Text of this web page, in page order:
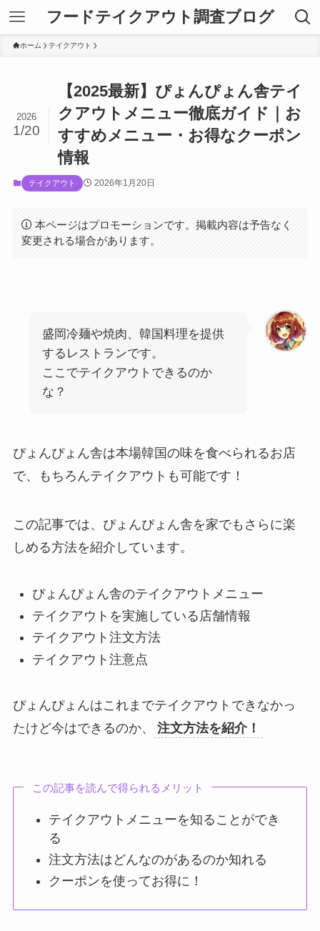
フードテイクアウト調査ブログ
ホーム テイクアウト
【2025最新】ぴょんぴょん舎テイ
クアウトメニュー徹底ガイド｜お
すすめメニュー・お得なクーポン
情報
2026
1/20
テイクアウト 2026年1月20日
本ページはプロモーションです。掲載内容は予告なく
変更される場合があります。
盛岡冷麺や焼肉、韓国料理を提供
するレストランです。
ここでテイクアウトできるのか
な？
ぴょんぴょん舎は本場韓国の味を食べられるお店
で、もちろんテイクアウトも可能です！
この記事では、ぴょんぴょん舎を家でもさらに楽
しめる方法を紹介しています。
ぴょんぴょん舎のテイクアウトメニュー
テイクアウトを実施している店舗情報
テイクアウト注文方法
テイクアウト注意点
ぴょんぴょんはこれまでテイクアウトできなかっ
たけど今はできるのか、
注文方法を紹介！
この記事を読んで得られるメリット
テイクアウトメニューを知ることができ
る
注文方法はどんなのがあるのか知れる
クーポンを使ってお得に！